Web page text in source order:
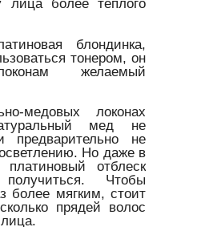
лица более теплого
блондинка,
тонером, он
желаемый
медовых локонах
мед не
предварительно не
Но даже в
отблеск
Чтобы
более мягким, стоит
прядей волос